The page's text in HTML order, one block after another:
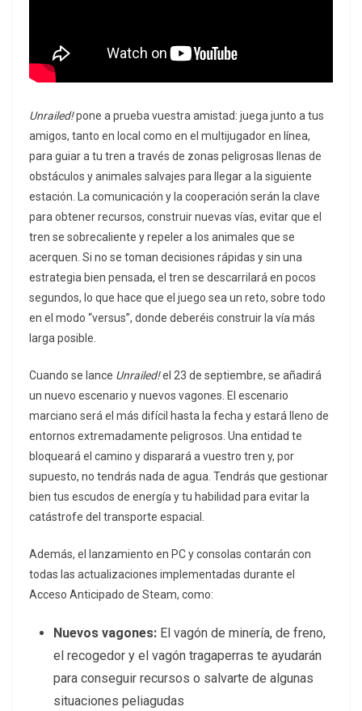
Unrailed!pone a prueba vuestra amistad: juega junto a tus
amigos, tanto en local como en el multijugador en línea,
para guiar a tu tren a través de zonas peligrosas llenas de
obstáculos y animales salvajes para llegar a la siguiente
estación. La comunicación y la cooperación serán la clave
para obtener recursos, construir nuevas vías, evitar que el
tren se sobrecaliente y repeler a los animales que se
acerquen. Si no se toman decisiones rápidas y sin una
estrategia bien pensada, el tren se descarrilará en pocos
segundos, lo que hace que el juego sea un reto, sobre todo
en el modo “versus”, donde deberéis construir la vía más
larga posible.
Cuando se lance Unrailed!el 23 de septiembre, se añadirá
un nuevo escenario y nuevos vagones. El escenario
marciano será el más difícil hasta la fecha y estará lleno de
entornos extremadamente peligrosos. Una entidad te
bloqueará el camino y disparará a vuestro tren y, por
supuesto, no tendrás nada de agua. Tendrás que gestionar
bien tus escudos de energía y tu habilidad para evitar la
catástrofe del transporte espacial.
Además, el lanzamiento en PC y consolas contarán con
todas las actualizaciones implementadas durante el
Acceso Anticipado de Steam, como:
Nuevos vagones: El vagón de minería, de freno,
el recogedor y el vagón tragaperras te ayudarán
para conseguir recursos o salvarte de algunas
situaciones peliagudas